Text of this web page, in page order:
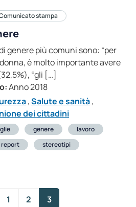
stampa
genere più comuni sono: “per
è molto importante avere
“gli […]
Anno 2018
,Salute e sanità,
dei cittadini
genere
lavoro
stereotipi
1 2 3